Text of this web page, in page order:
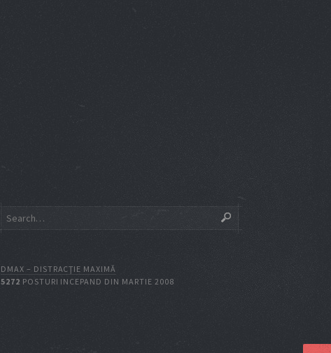
DMAX – DISTRACŢIE MAXIMĂ
5272 POSTURI INCEPAND DIN MARTIE 2008